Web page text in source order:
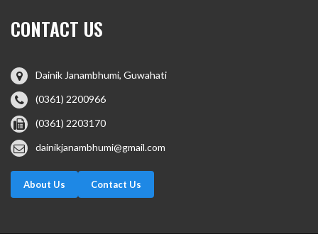
CONTACT US
Dainik Janambhumi, Guwahati
(0361) 2200966
(0361) 2203170
dainikjanambhumi@gmail.com
About Us Contact Us